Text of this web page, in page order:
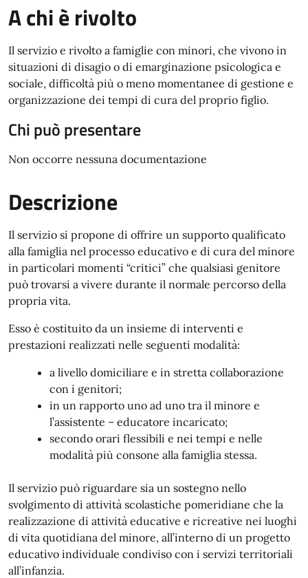
A chi è rivolto
Il servizio e rivolto a famiglie con minori, che vivono in
situazioni di disagio o di emarginazione psicologica e
sociale, difficoltà più o meno momentanee di gestione e
organizzazione dei tempi di cura del proprio figlio.
Chi può presentare
Non occorre nessuna documentazione
Descrizione
Il servizio si propone di offrire un supporto qualificato
alla famiglia nel processo educativo e di cura del minore
in particolari momenti “critici” che qualsiasi genitore
può trovarsi a vivere durante il normale percorso della
propria vita.
Esso è costituito da un insieme di interventi e
prestazioni realizzati nelle seguenti modalità:
a livello domiciliare e in stretta collaborazione
con i genitori;
in un rapporto uno ad uno tra il minore e
l’assistente – educatore incaricato;
secondo orari flessibili e nei tempi e nelle
modalità più consone alla famiglia stessa.
Il servizio può riguardare sia un sostegno nello
svolgimento di attività scolastiche pomeridiane che la
realizzazione di attività educative e ricreative nei luoghi
di vita quotidiana del minore, all’interno di un progetto
educativo individuale condiviso con i servizi territoriali
all’infanzia.